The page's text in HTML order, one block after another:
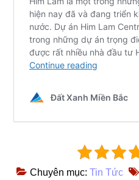
Chuyên mục:Tin Tức